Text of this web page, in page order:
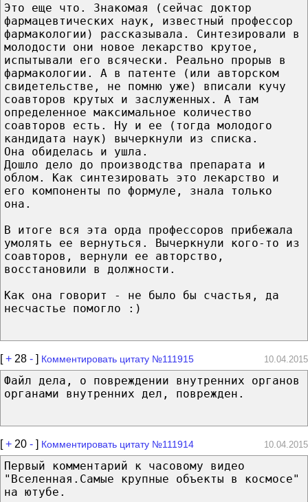
Это еще что. Знакомая (сейчас доктор
фармацевтических наук, известный профессор
фармакологии) рассказывала. Синтезировали в
молодости они новое лекарство крутое,
испытывали его всячески. Реально прорыв в
фармакологии. А в патенте (или авторском
свидетельстве, не помню уже) вписали кучу
соавторов крутых и заслуженных. А там
определенное максимальное количество
соавторов есть. Ну и ее (тогда молодого
кандидата наук) вычеркнули из списка.
Она обиделась и ушла.
Дошло дело до производства препарата и
облом. Как синтезировать это лекарство и
его компоненты по формуле, знала только
она.
В итоге вся эта орда профессоров прибежала
умолять ее вернуться. Вычеркнули кого-то из
соавторов, вернули ее авторство,
восстановили в должности.
Как она говорит - не было бы счастья, да
несчастье помогло :)
[+ 28 - ] Комментировать цитату №111915 10.04.2015
Файл дела, о повреждении внутренних органов
органами внутренних дел, поврежден.
[+ 20 - ] Комментировать цитату №111914 10.04.2015
Первый комментарий к часовому видео
"Вселенная.Cамые крупные объекты в космосе"
на ютубе.